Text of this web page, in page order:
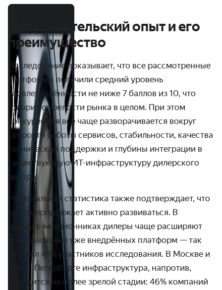
Пользовательский опыт и его
преимущество
Исследование показывает, что все рассмотренные
платформы получили средний уровень
удовлетворённости не ниже 7 баллов из 10, что
говорит о зрелости рынка в целом. При этом
конкуренция всё чаще разворачивается вокруг
скорости работы сервисов, стабильности, качества
технической поддержки и глубины интеграции в
существующую ИТ-инфраструктуру дилерского
центра.
Региональная статистика также подтверждает, что
рынок продолжает активно развиваться. В
городах-миллионниках дилеры чаще расширяют
использование уже внедрённых платформ — так
ответил 41% участников исследования. В Москве и
Санкт-Петербурге инфраструктура, напротив,
находится на более зрелой стадии: 46% компаний